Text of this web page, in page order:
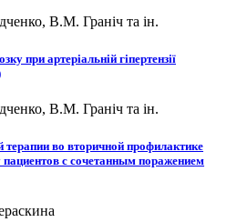
В.М. Граніч та ін.
при артеріальній гіпертензії
В.М. Граніч та ін.
терапии во вторичной профилактике
с сочетанным поражением